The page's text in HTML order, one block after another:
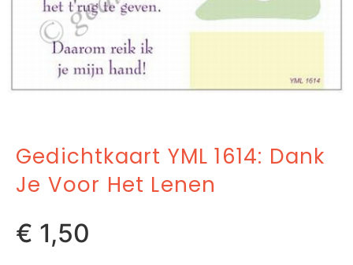
Gedichtkaart YML 1614: Dank
Je Voor Het Lenen
€ 1,50